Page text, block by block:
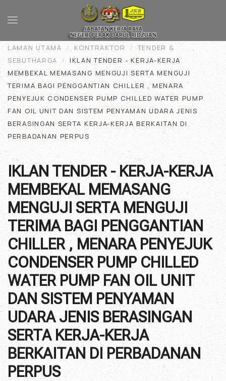
Skip to main content
LAMAN UTAMA KONTRAKTOR
TENDER &
SEBUTHARGA
IKLAN TENDER - KERJA-KERJA
MEMBEKAL MEMASANG MENGUJI SERTA MENGUJI
TERIMA BAGI PENGGANTIAN CHILLER , MENARA
PENYEJUK CONDENSER PUMP CHILLED WATER PUMP
FAN OIL UNIT DAN SISTEM PENYAMAN UDARA JENIS
BERASINGAN SERTA KERJA-KERJA BERKAITAN DI
PERBADANAN PERPUS
IKLAN TENDER - KERJA-KERJA
MEMBEKAL MEMASANG
MENGUJI SERTA MENGUJI
TERIMA BAGI PENGGANTIAN
CHILLER , MENARA PENYEJUK
CONDENSER PUMP CHILLED
WATER PUMP FAN OIL UNIT
DAN SISTEM PENYAMAN
UDARA JENIS BERASINGAN
SERTA KERJA-KERJA
BERKAITAN DI PERBADANAN
PERPUS